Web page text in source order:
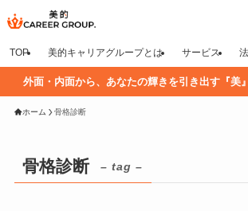
TOP 美的キャリアグループとは サービス
外面・内面から、あなたの輝きを引き出す『美
ホーム 骨格診断
骨格診断 – tag –